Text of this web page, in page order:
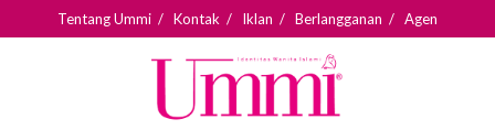
Tentang Ummi / Kontak / Iklan / Berlangganan / Agen